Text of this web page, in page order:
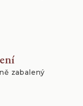
zabalený